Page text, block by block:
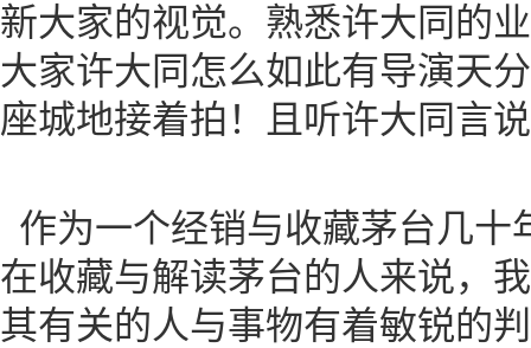
新大家的视觉。熟悉许大同的
大家许大同怎么如此有导演天
座城地接着拍！且听许大同言
作为一个经销与收藏茅台几十
在收藏与解读茅台的人来说，
其有关的人与事物有着敏锐的